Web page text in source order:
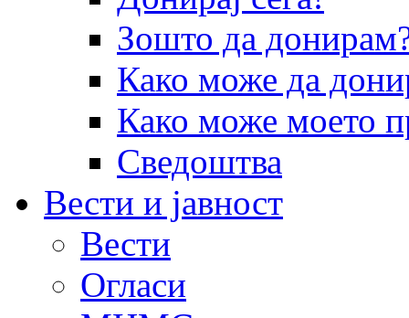
Зошто да
Како може да
Како може моето
Сведоштва
Вести и јавност
Вести
Огласи